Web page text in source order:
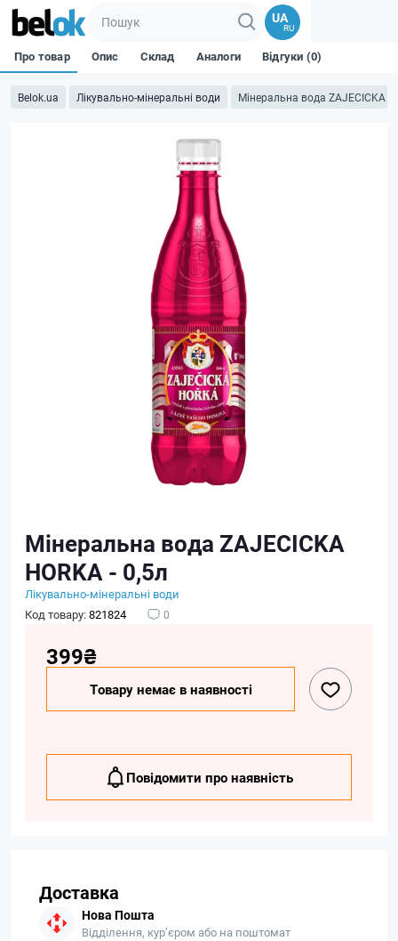
UA
RU
Belok.ua Лікувально-мінеральні води Мінеральна вода ZAJECICKA
Про товар Опис Склад Аналоги Відгуки (0)
Мінеральна вода ZAJECICKA
HORKA - 0,5л
Лікувально-мінеральні води
Код товару:821824 0
399₴
Товару немає в наявності
Повідомити про наявність
Доставка
Нова Пошта
Відділення, кур’єром або на поштомат